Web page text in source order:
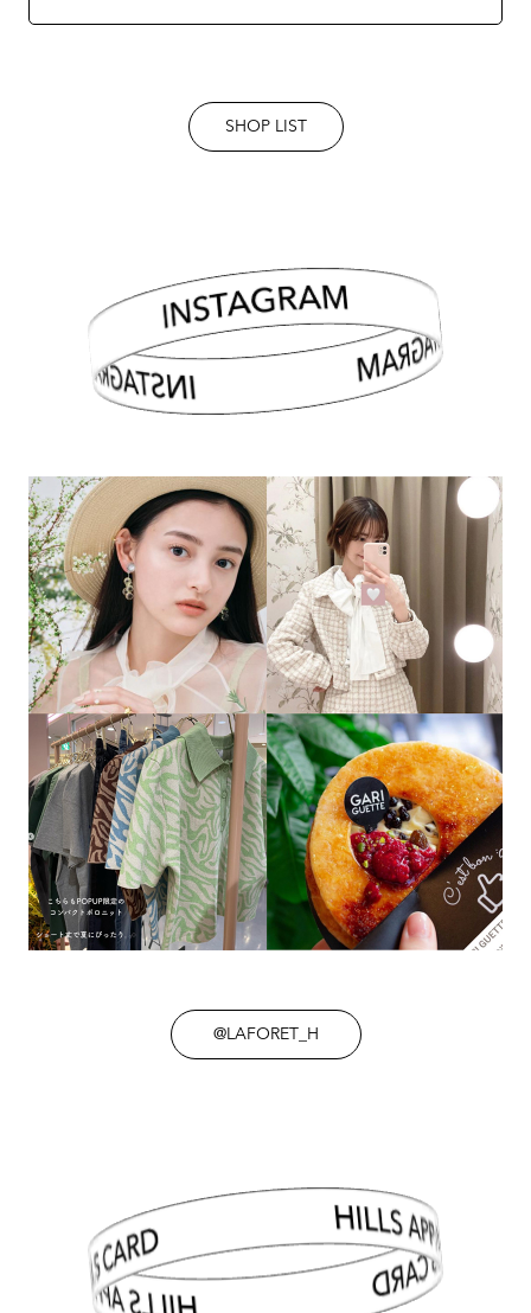
SHOP LIST
INSTAGRAM
@LAFORET_H
HILLS APP/HILLS CARD